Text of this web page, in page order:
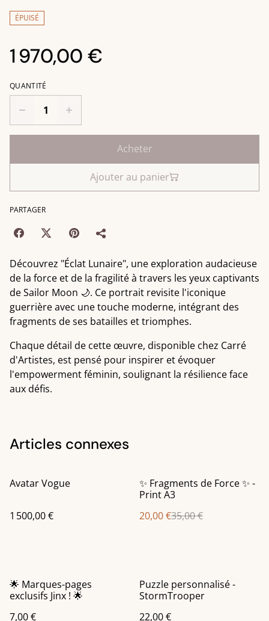
ÉPUISÉ
1 970,00 €
QUANTITÉ
Acheter
Ajouter au panier
PARTAGER
Découvrez "Éclat Lunaire", une exploration audacieuse
de la force et de la fragilité à travers les yeux captivants
de Sailor Moon 🌙. Ce portrait revisite l'iconique
guerrière avec une touche moderne, intégrant des
fragments de ses batailles et triomphes.
Chaque détail de cette œuvre, disponible chez Carré
d'Artistes, est pensé pour inspirer et évoquer
l'empowerment féminin, soulignant la résilience face
aux défis.
Articles connexes
Avatar Vogue
1 500,00 €
%
✨ Fragments de Force ✨ -
Print A3
20,00 €35,00 €
🌟 Marques-pages
exclusifs Jinx ! 🌟
7,00 €
Puzzle personnalisé -
StormTrooper
22,00 €